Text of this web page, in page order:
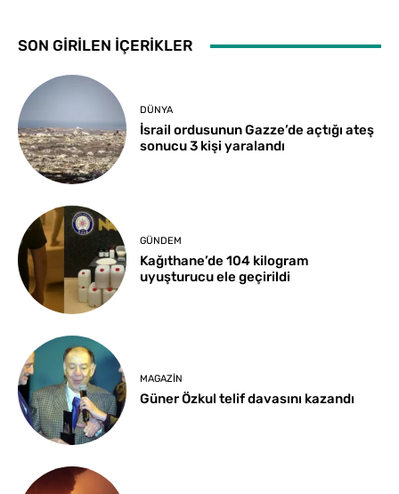
SON GİRİLEN İÇERİKLER
DÜNYA
İsrail ordusunun Gazze’de açtığı ateş
sonucu 3 kişi yaralandı
GÜNDEM
Kağıthane’de 104 kilogram
uyuşturucu ele geçirildi
MAGAZIN
Güner Özkul telif davasını kazandı